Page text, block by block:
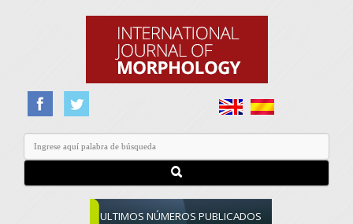
ULTIMOS NÚMEROS PUBLICADOS